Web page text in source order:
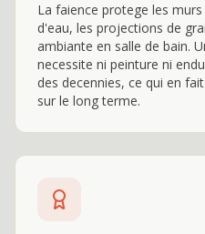
La faience protege les
d'eau, les projections de
ambiante en salle de bain.
necessite ni peinture ni
des decennies, ce qui en
sur le long terme.